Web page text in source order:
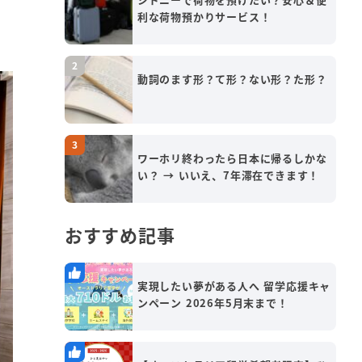
利な荷物預かりサービス！
動詞のます形？て形？ない形？た形？
ワーホリ終わったら日本に帰るしかな
い？ → いいえ、7年滞在できます！
おすすめ記事
実現したい夢がある人へ 留学応援キャ
ンペーン 2026年5月末まで！